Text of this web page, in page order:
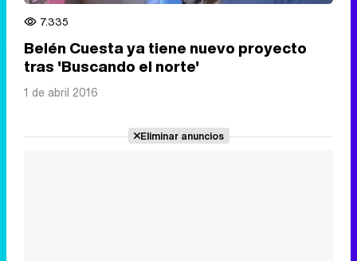
7.335
Belén Cuesta ya tiene nuevo proyecto
tras 'Buscando el norte'
1 de abril 2016
Eliminar anuncios